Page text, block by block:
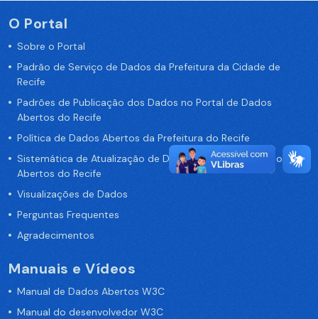
O Portal
Sobre o Portal
Padrão de Serviço de Dados da Prefeitura da Cidade de
Recife
Padrões de Publicação dos Dados no Portal de Dados
Abertos do Recife
Política de Dados Abertos da Prefeitura do Recife
Sistemática de Atualização de Dados do Portal de Dados
Abertos do Recife
Visualizações de Dados
Perguntas Frequentes
Agradecimentos
Manuais e Vídeos
Manual de Dados Abertos W3C
Manual do desenvolvedor W3C